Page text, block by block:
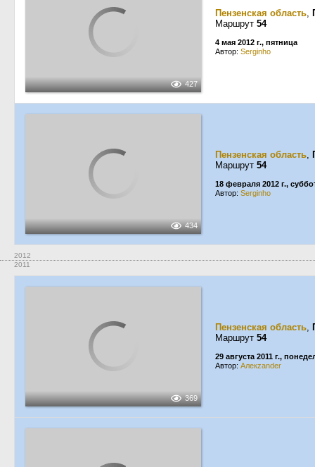
427
Пензенская область,
Маршрут 54
4 мая 2012 г., пятница
Автор: Serginho
434
Пензенская область,
Маршрут 54
18 февраля 2012 г.,
Автор: Serginho
2012
2011
369
Пензенская область,
Маршрут 54
29 августа 2011 г.,
Автор: Алекzander